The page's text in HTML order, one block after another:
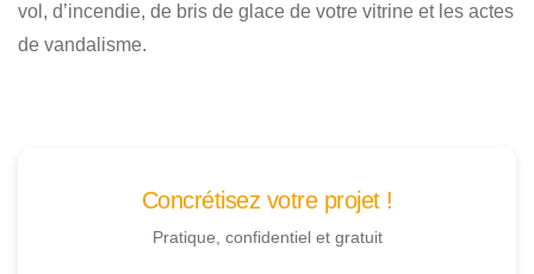
vol, d’incendie, de bris de glace de votre vitrine et les actes
de vandalisme.
Concrétisez votre projet !
Pratique, confidentiel et gratuit